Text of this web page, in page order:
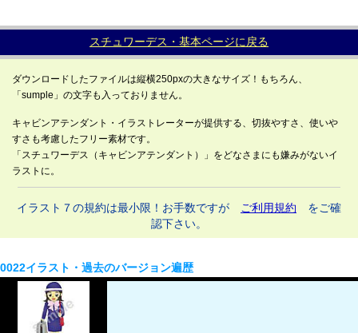
スチュワーデス・基本ページに戻る
ダウンロードしたファイルは縦横250pxの大きなサイズ！もちろん、
「sumple」の文字も入っておりません。
キャビンアテンダント・イラストレーターが提供する、切抜やすさ、使いや
すさも考慮したフリー素材です。
「スチュワーデス（キャビンアテンダント）」をどなさまにも嫌みがないイ
ラストに。
イラスト７の規約は最小限！お手数ですが ご利用規約 をご確
認下さい。
0022イラスト・過去のバージョン遍歴